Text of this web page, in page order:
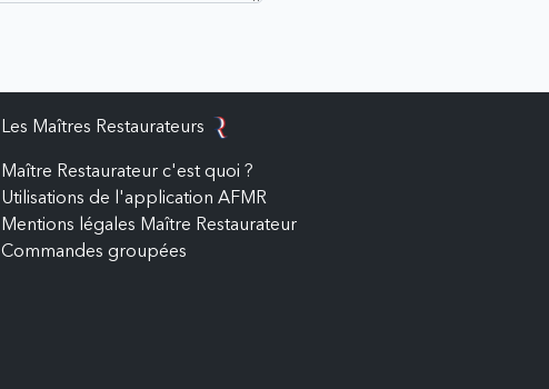
Les Maîtres Restaurateurs
Maître Restaurateur c'est quoi ?
Utilisations de l'application AFMR
Mentions légales Maître Restaurateur
Commandes groupées